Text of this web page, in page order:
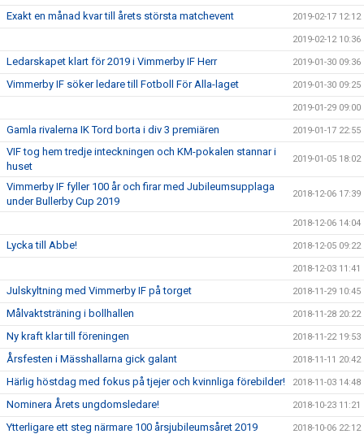
Exakt en månad kvar till årets största matchevent 2019-02-17 12:12
2019-02-12 10:36
Ledarskapet klart för 2019 i Vimmerby IF Herr 2019-01-30 09:36
Vimmerby IF söker ledare till Fotboll För Alla-laget 2019-01-30 09:25
2019-01-29 09:00
Gamla rivalerna IK Tord borta i div 3 premiären 2019-01-17 22:55
VIF tog hem tredje inteckningen och KM-pokalen stannar i
huset
2019-01-05 18:02
Vimmerby IF fyller 100 år och firar med Jubileumsupplaga
under Bullerby Cup 2019
2018-12-06 17:39
2018-12-06 14:04
Lycka till Abbe! 2018-12-05 09:22
2018-12-03 11:41
Julskyltning med Vimmerby IF på torget 2018-11-29 10:45
Målvaktsträning i bollhallen 2018-11-28 20:22
Ny kraft klar till föreningen 2018-11-22 19:53
Årsfesten i Mässhallarna gick galant 2018-11-11 20:42
Härlig höstdag med fokus på tjejer och kvinnliga förebilder! 2018-11-03 14:48
Nominera Årets ungdomsledare! 2018-10-23 11:21
Ytterligare ett steg närmare 100 årsjubileumsåret 2019 2018-10-06 22:12